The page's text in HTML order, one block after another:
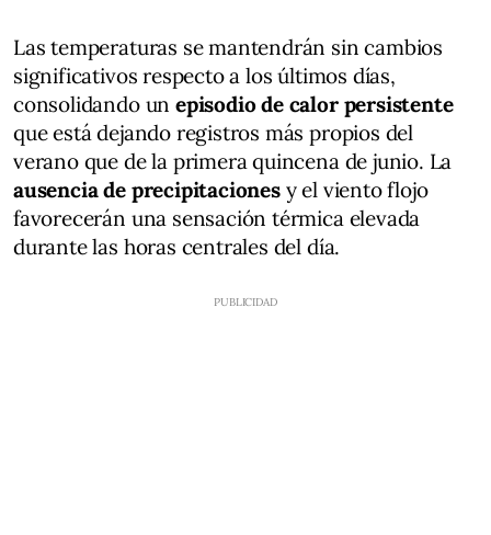
Las temperaturas se mantendrán sin cambios
significativos respecto a los últimos días,
consolidando un episodio de calor persistente
que está dejando registros más propios del
verano que de la primera quincena de junio. La
ausencia de precipitacionesy el viento flojo
favorecerán una sensación térmica elevada
durante las horas centrales del día.